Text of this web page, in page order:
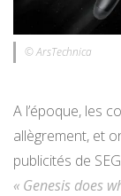
© ArsTechnica
A l’époque, les
allègrement, et
publicités de
« Genesis does